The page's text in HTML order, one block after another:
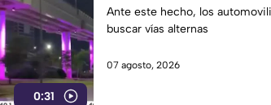
0:31
Juan Pablo II en León
Ante este hecho, los
buscar vías alternas
07 agosto, 2026